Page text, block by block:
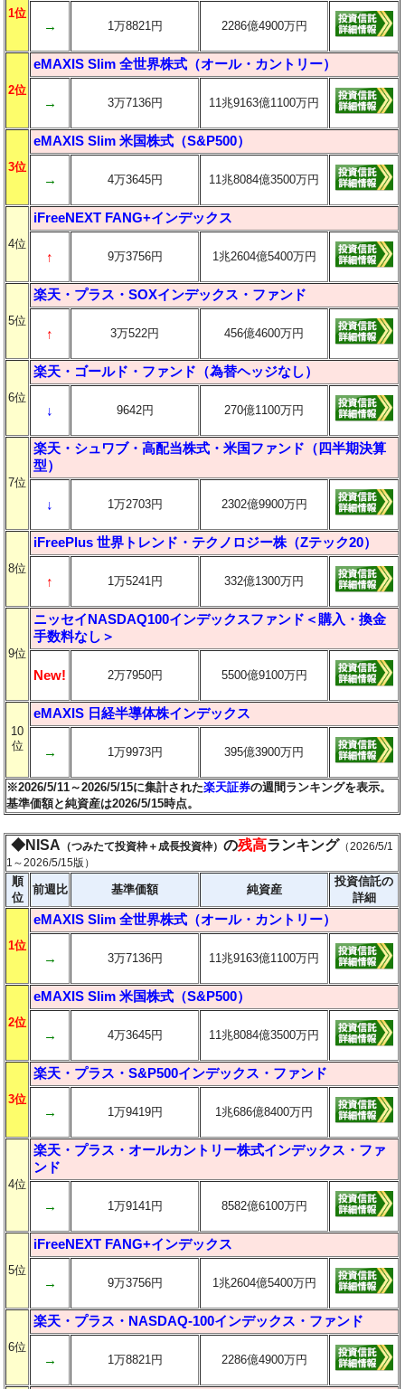
1位
→ 1万8821円 2286億4900万円
2位
eMAXIS Slim 全世界株式（オール・カントリー）
→ 3万7136円 11兆9163億1100万円
3位
eMAXIS Slim 米国株式（S&P500）
→ 4万3645円 11兆8084億3500万円
4位
iFreeNEXT FANG+インデックス
↑ 9万3756円 1兆2604億5400万円
5位
楽天・プラス・SOXインデックス・ファンド
↑ 3万522円 456億4600万円
6位
楽天・ゴールド・ファンド（為替ヘッジなし）
↓ 9642円 270億1100万円
7位
楽天・シュワブ・高配当株式・米国ファンド（四半期決算
型）
↓ 1万2703円 2302億9900万円
8位
iFreePlus 世界トレンド・テクノロジー株（Zテック20）
↑ 1万5241円 332億1300万円
9位
ニッセイNASDAQ100インデックスファンド＜購入・換金
手数料なし＞
New! 2万7950円 5500億9100万円
10
位
eMAXIS 日経半導体株インデックス
→ 1万9973円 395億3900万円
※2026/5/11～2026/5/15に集計された楽天証券の週間ランキングを表示。
基準価額と純資産は2026/5/15時点。
◆NISA （つみたて投資枠＋成長投資枠）の残高ランキング （2026/5/1
1～2026/5/15版）
順
位
前週比 基準価額 純資産
投資信託の
詳細
1位
eMAXIS Slim 全世界株式（オール・カントリー）
→ 3万7136円 11兆9163億1100万円
2位
eMAXIS Slim 米国株式（S&P500）
→ 4万3645円 11兆8084億3500万円
3位
楽天・プラス・S&P500インデックス・ファンド
→ 1万9419円 1兆686億8400万円
4位
楽天・プラス・オールカントリー株式インデックス・ファ
ンド
→ 1万9141円 8582億6100万円
5位
iFreeNEXT FANG+インデックス
→ 9万3756円 1兆2604億5400万円
6位
楽天・プラス・NASDAQ-100インデックス・ファンド
→ 1万8821円 2286億4900万円